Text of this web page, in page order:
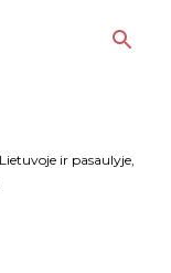
turinio
ir pasaulyje,